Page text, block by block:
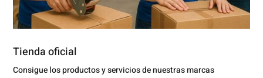
Tienda oficial
Consigue los productos y servicios de nuestras marcas